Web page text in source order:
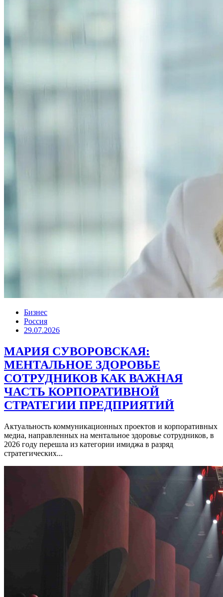
Бизнес
Россия
29.07.2026
МАРИЯ СУВОРОВСКАЯ:
МЕНТАЛЬНОЕ ЗДОРОВЬЕ
СОТРУДНИКОВ КАК ВАЖНАЯ
ЧАСТЬ КОРПОРАТИВНОЙ
СТРАТЕГИИ ПРЕДПРИЯТИЙ
Актуальность коммуникационных проектов и корпоративных
медиа, направленных на ментальное здоровье сотрудников, в
2026 году перешла из категории имиджа в разряд
стратегических...